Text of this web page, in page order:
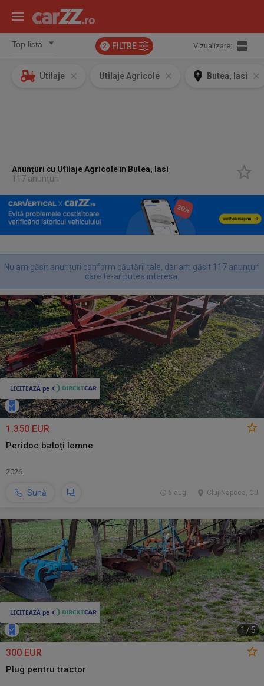
2 FILTRE Vizualizare:
Utilaje Utilaje Agricole Butea, Iasi
Anunțuri cu Utilaje Agricoleîn Butea, Iasi
117 anunțuri
Nu am găsit anunțuri conform căutării tale, dar am găsit 117 anunțuri
care te-ar putea interesa.
1.350 EUR
Peridoc baloți lemne
2026
Sună Cluj-Napoca, CJ
6 aug.
1 /5
300 EUR
Plug pentru tractor